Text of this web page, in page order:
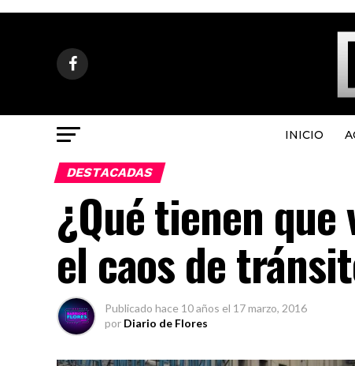
INICIO
DESTACADAS
¿Qué tienen
el caos de
Publicado hace 10 años el 17 marzo, 2016
por Diario de Flores